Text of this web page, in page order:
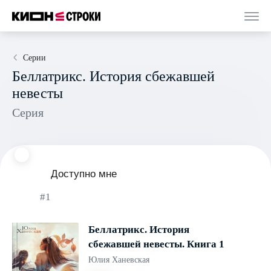
Серии
Беллатрикс. История сбежавшей
невесты
Серия
Доступно мне
#1
Беллатрикс. История
сбежавшей невесты. Книга 1
Юлия Ханевская